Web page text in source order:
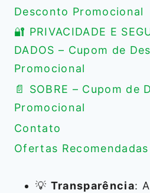
Desconto Promocional
🔐 PRIVACIDADE E
DADOS – Cupom de
Promocional
📄 SOBRE – Cupom de
Promocional
Contato
Ofertas Recomendadas
💡 Transparência: